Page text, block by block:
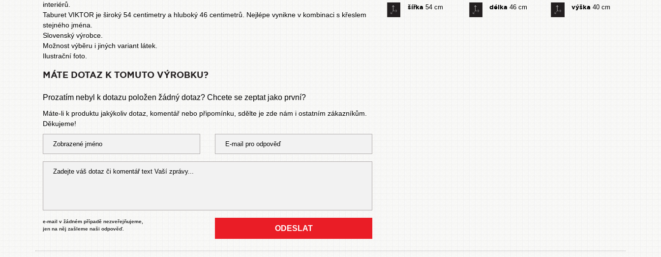
šířka 54 cm délka 46 cm výška 40 cm
interiérů.
Taburet VIKTOR je široký 54 centimetry a hluboký 46 centimetrů. Nejlépe vynikne v kombinaci s křeslem
stejného jména.
Slovenský výrobce.
Možnost výběru i jiných variant látek.
Ilustrační foto.
MÁTE DOTAZ K TOMUTO VÝROBKU?
Prozatím nebyl k dotazu položen žádný dotaz? Chcete se zeptat jako první?
Máte-li k produktu jakýkoliv dotaz, komentář nebo připomínku, sdělte je zde nám i ostatním zákazníkům.
Děkujeme!
e-mail v žádném případě nezveřejňujeme,
jen na něj zašleme naši odpověď.
ODESLAT